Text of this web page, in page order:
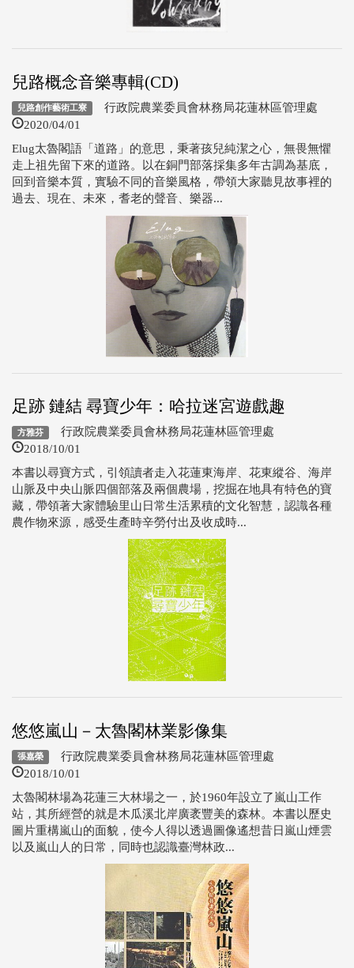
兒路概念音樂專輯(CD)
兒路創作藝術工寮 行政院農業委員會林務局花蓮林區管理處
2020/04/01
Elug太魯閣語「道路」的意思，秉著孩兒純潔之心，無畏無懼
走上祖先留下來的道路。以在銅門部落採集多年古調為基底，
回到音樂本質，實驗不同的音樂風格，帶領大家聽見故事裡的
過去、現在、未來，耆老的聲音、樂器...
足跡 鏈結 尋寶少年：哈拉迷宮遊戲趣
方雅芬 行政院農業委員會林務局花蓮林區管理處
2018/10/01
本書以尋寶方式，引領讀者走入花蓮東海岸、花東縱谷、海岸
山脈及中央山脈四個部落及兩個農場，挖掘在地具有特色的寶
藏，帶領著大家體驗里山日常生活累積的文化智慧，認識各種
農作物來源，感受生產時辛勞付出及收成時...
悠悠嵐山－太魯閣林業影像集
張嘉榮 行政院農業委員會林務局花蓮林區管理處
2018/10/01
太魯閣林場為花蓮三大林場之一，於1960年設立了嵐山工作
站，其所經營的就是木瓜溪北岸廣袤豐美的森林。本書以歷史
圖片重構嵐山的面貌，使今人得以透過圖像遙想昔日嵐山煙雲
以及嵐山人的日常，同時也認識臺灣林政...